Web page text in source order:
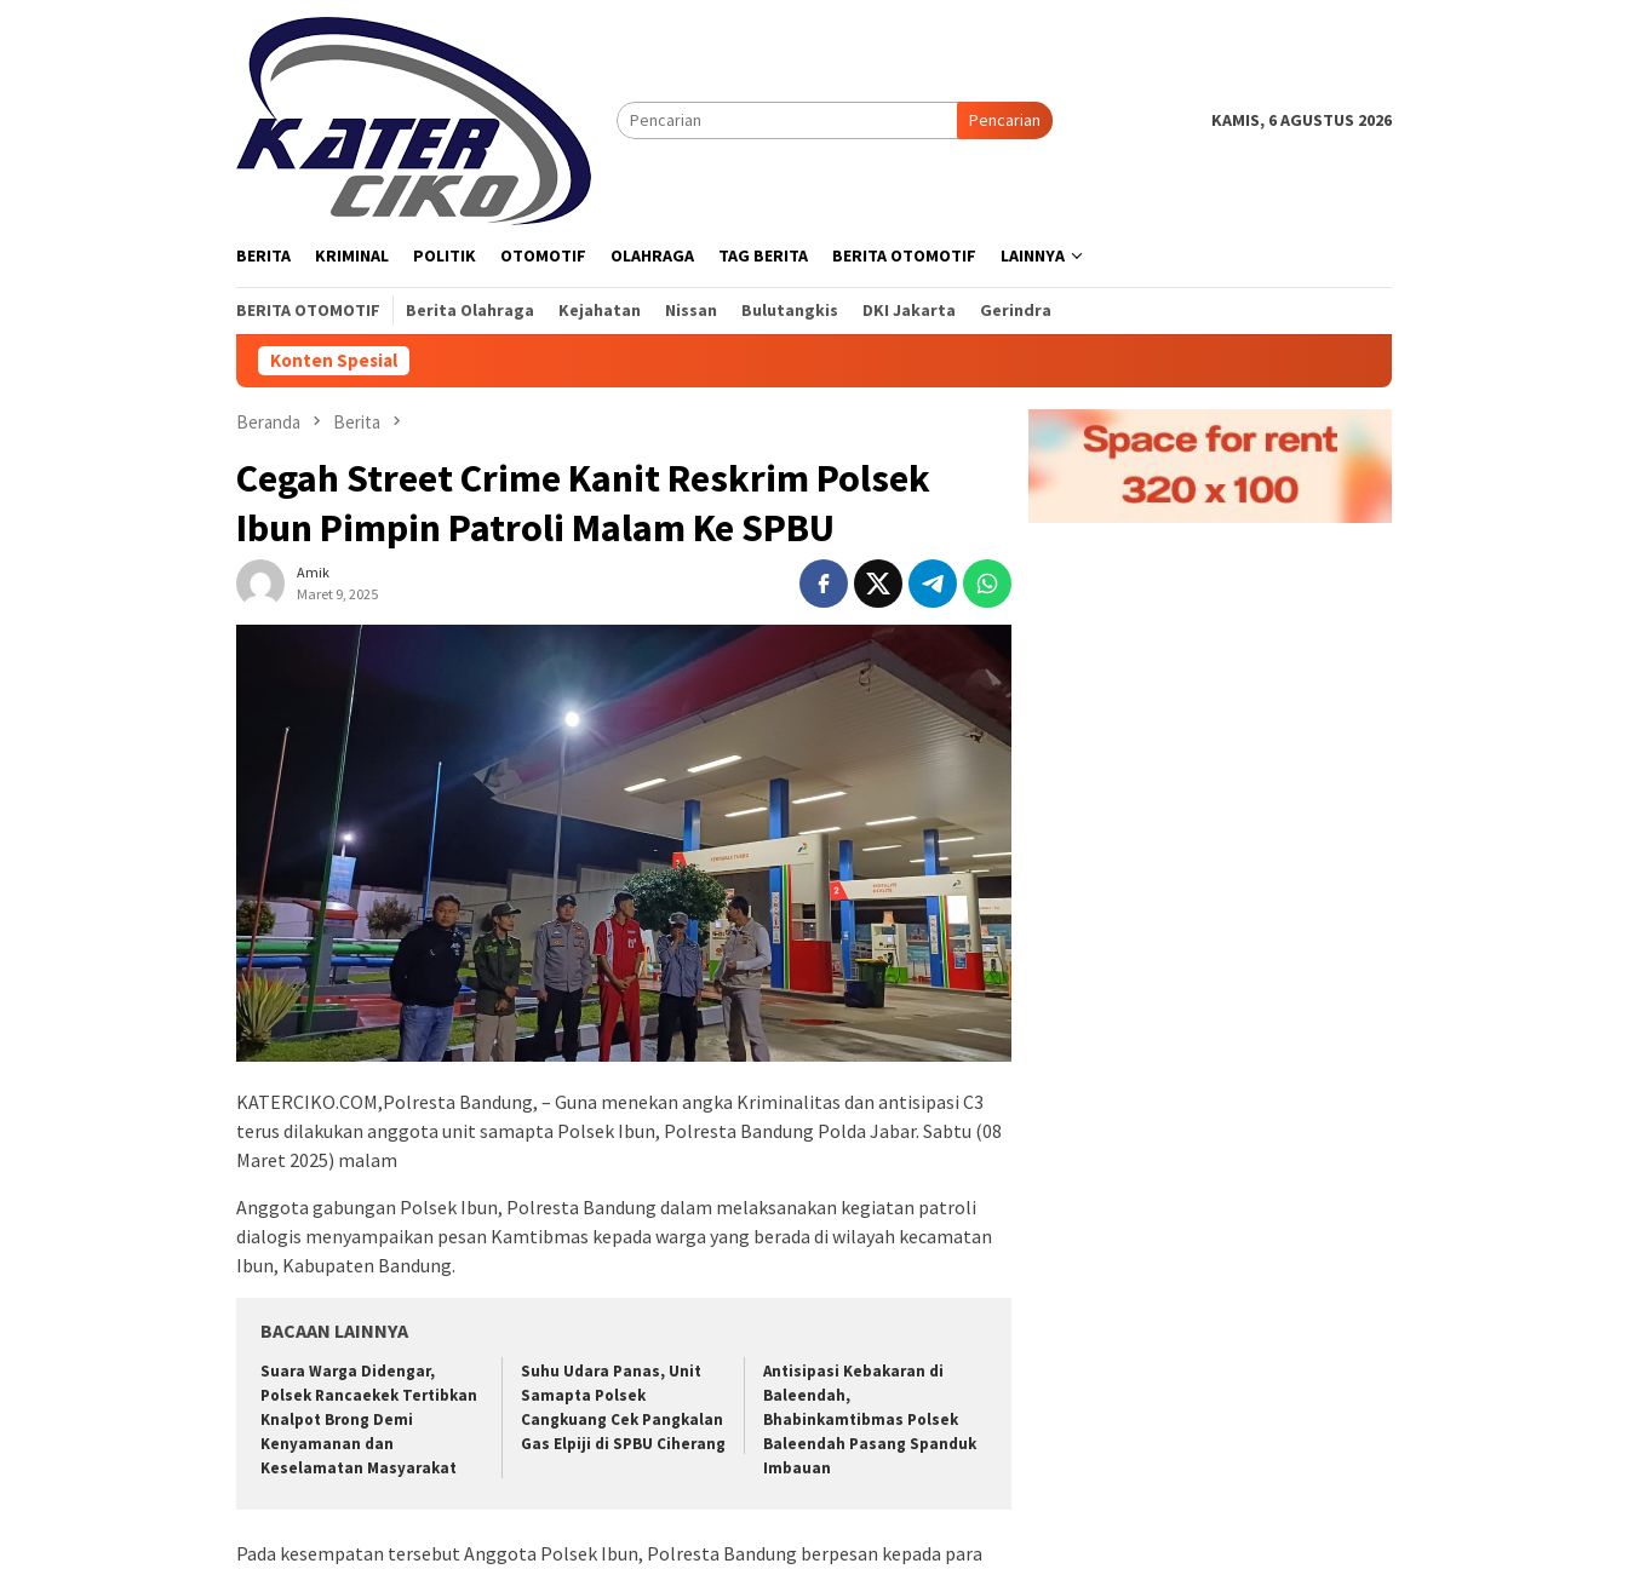
Pencarian KAMIS, 6 AGUSTUS 2026
BERITA KRIMINAL POLITIK OTOMOTIF OLAHRAGA TAG BERITA BERITA OTOMOTIF LAINNYA
BERITA OTOMOTIF Berita Olahraga Kejahatan Nissan Bulutangkis DKI Jakarta Gerindra
Konten Spesial
Beranda Berita
Cegah Street Crime Kanit Reskrim Polsek
Ibun Pimpin Patroli Malam Ke SPBU
Amik
Maret 9, 2025
KATERCIKO.COM,Polresta Bandung, – Guna menekan angka Kriminalitas dan antisipasi C3
terus dilakukan anggota unit samapta Polsek Ibun, Polresta Bandung Polda Jabar. Sabtu (08
Maret 2025) malam
Anggota gabungan Polsek Ibun, Polresta Bandung dalam melaksanakan kegiatan patroli
dialogis menyampaikan pesan Kamtibmas kepada warga yang berada di wilayah kecamatan
Ibun, Kabupaten Bandung.
BACAAN LAINNYA
Suara Warga Didengar,
Polsek Rancaekek Tertibkan
Knalpot Brong Demi
Kenyamanan dan
Keselamatan Masyarakat
Suhu Udara Panas, Unit
Samapta Polsek
Cangkuang Cek Pangkalan
Gas Elpiji di SPBU Ciherang
Antisipasi Kebakaran di
Baleendah,
Bhabinkamtibmas Polsek
Baleendah Pasang Spanduk
Imbauan
Pada kesempatan tersebut Anggota Polsek Ibun, Polresta Bandung berpesan kepada para